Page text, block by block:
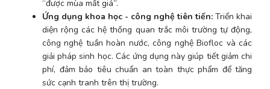
“được mùa mất giá”.
Ứng dụng khoa học - công nghệ tiên tiến: Triển khai
diện rộng các hệ thống quan trắc môi trường tự động,
công nghệ tuần hoàn nước, công nghệ Biofloc và các
giải pháp sinh học. Các ứng dụng này giúp tiết giảm chi
phí, đảm bảo tiêu chuẩn an toàn thực phẩm để tăng
sức cạnh tranh trên thị trường.